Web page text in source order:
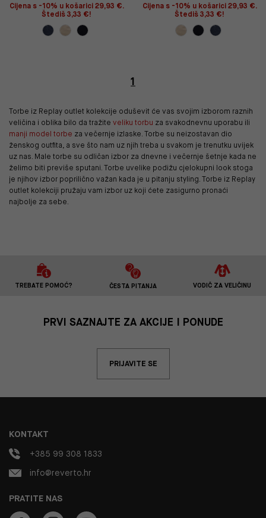
Cijena s -10% u košarici 29,93 €.
Štediš 3,33 €!
Cijena s -10% u košarici 29,93 €.
Štediš 3,33 €!
1
Torbe iz Replay outlet kolekcije oduševit će vas svojim izborom raznih
veličina i oblika bilo da tražite veliku torbu za svakodnevnu uporabu ili
manji model torbe za večernje izlaske. Torbe su neizostavan dio
ženskog outfita, a sve što nam uz njih treba u svakom je trenutku uvijek
uz nas. Male torbe su odličan izbor za dnevne i večernje šetnje kada ne
želimo biti previše sputani. Torbe uvelike podižu cjelokupni look stoga
je njihov izbor poprilično važan kada je u pitanju styling. Torbe iz Replay
outlet kolekciji pružaju vam izbor uz koji ćete zasigurno pronaći
najbolje za sebe.
TREBATE POMOĆ? ČESTA PITANJA VODIČ ZA VELIČINU
PRVI SAZNAJTE ZA AKCIJE I PONUDE
PRIJAVITE SE
PRATITE NAS
KONTAKT
+385 99 308 1833
info@reverto.hr